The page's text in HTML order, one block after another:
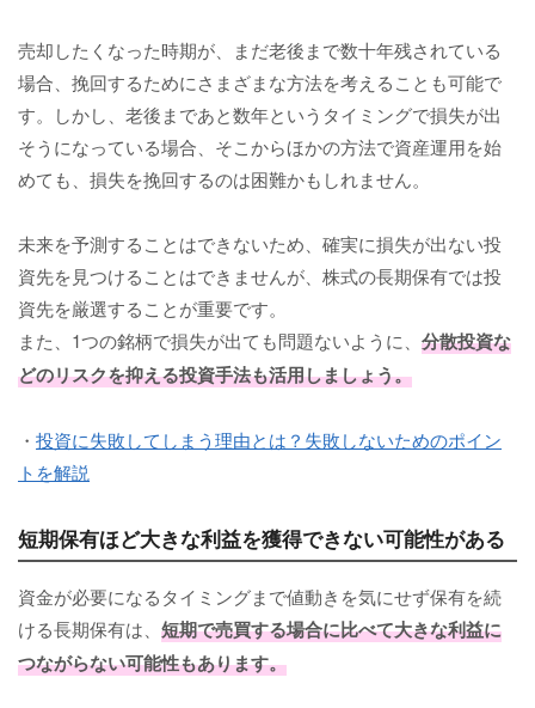
売却したくなった時期が、まだ老後まで数十年残されている
場合、挽回するためにさまざまな方法を考えることも可能で
す。しかし、老後まであと数年というタイミングで損失が出
そうになっている場合、そこからほかの方法で資産運用を始
めても、損失を挽回するのは困難かもしれません。
未来を予測することはできないため、確実に損失が出ない投
資先を見つけることはできませんが、株式の長期保有では投
資先を厳選することが重要です。
また、1つの銘柄で損失が出ても問題ないように、 分散投資な
どのリスクを抑える投資手法も活用しましょう。
・ 投資に失敗してしまう理由とは？失敗しないためのポイン
トを解説
短期保有ほど大きな利益を獲得できない可能性がある
資金が必要になるタイミングまで値動きを気にせず保有を続
ける長期保有は、 短期で売買する場合に比べて大きな利益に
つながらない可能性もあります。